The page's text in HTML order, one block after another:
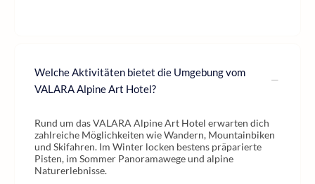
Welche Aktivitäten bietet die Umgebung vom
VALARA Alpine Art Hotel?
Rund um das VALARA Alpine Art Hotel erwarten dich
zahlreiche Möglichkeiten wie Wandern, Mountainbiken
und Skifahren. Im Winter locken bestens präparierte
Pisten, im Sommer Panoramawege und alpine
Naturerlebnisse.